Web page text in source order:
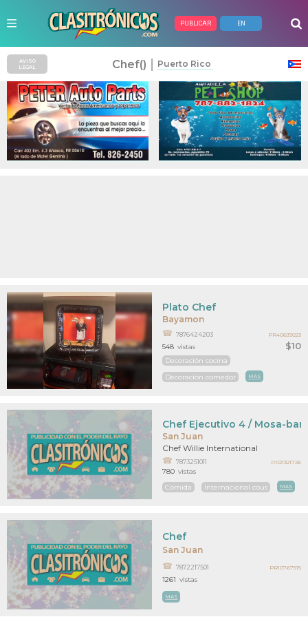
PUBLICAR EN
Anuncios Pagados
Bayamon
$10
Plato Chef
7876424203
Decoración cocina
Decoración comedor
MAS
548 vistas
PR40639223
San Juan
Chef Ejecutivo 4 / Mosa-
Chef Willie International
7873251011
Comida Internacional cous MAS
780 vistas
PR21321726
San Juan
Chef
7872217501
MAS
1261 vistas
PR10767515
AVISO
LEGAL
Chef() Puerto Rico